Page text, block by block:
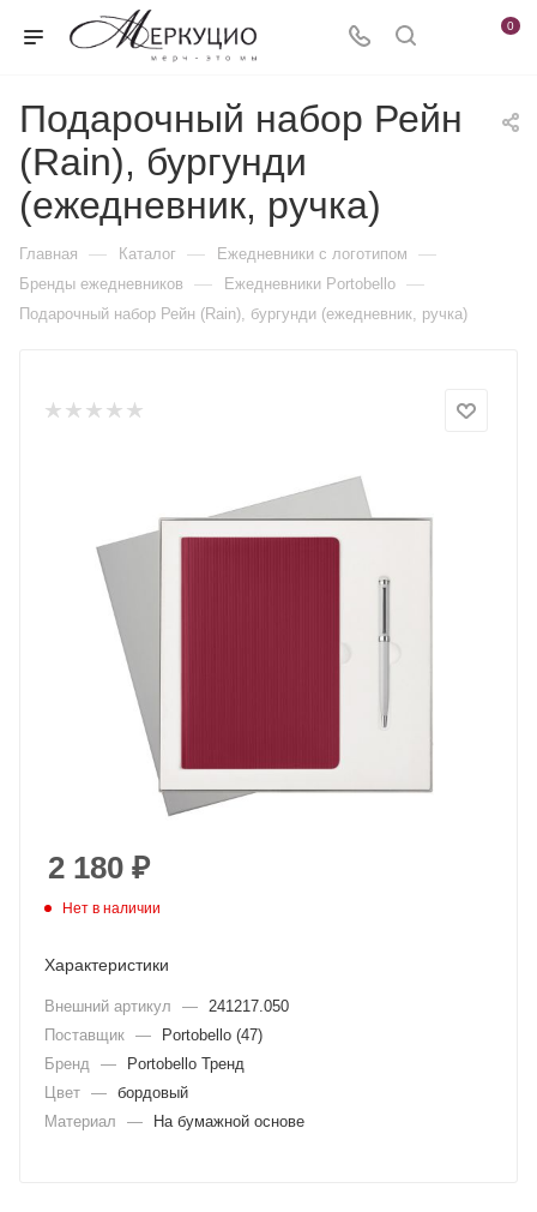
0
Подарочный набор Рейн
(Rain), бургунди
(ежедневник, ручка)
Главная — Каталог — Ежедневники c логотипом —
Бренды ежедневников — Ежедневники Portobello —
Подарочный набор Рейн (Rain), бургунди (ежедневник, ручка)
2 180 ₽
Нет в наличии
Характеристики
Внешний артикул —
241217.050
Поставщик —
Portobello (47)
Бренд
—
Portobello Тренд
Цвет — бордовый
Материал
— На бумажной основе